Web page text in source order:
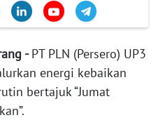
-PT PLN (Persero) UP3
energi kebaikan
bertajuk “Jumat